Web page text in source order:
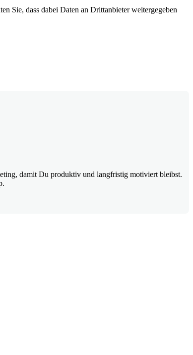
Sie, dass dabei Daten an Drittanbieter weitergegeben
damit Du produktiv und langfristig motiviert bleibst.